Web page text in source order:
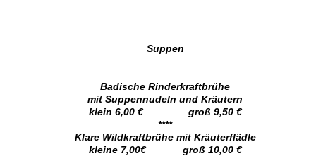
Suppen
Badische Rinderkraftbrühe
mit Suppennudeln und Kräutern
klein 6,00 € groß 9,50 €
****
Klare Wildkraftbrühe mit Kräuterflädle
kleine 7,00€ groß 10,00 €